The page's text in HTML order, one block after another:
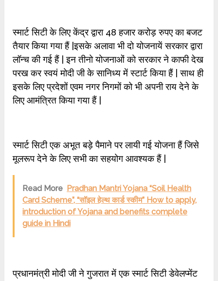
स्मार्ट सिटी के लिए केंद्र द्वारा 48 हजार करोड़ रुपए का बजट
तैयार किया गया हैं |इसके अलावा भी दो योजनायें सरकार द्वारा
लॉन्च की गई हैं | इन तीनो योजनाओं को सरकार ने काफी देख
परख कर स्वयं मोदी जी के सानिध्य में स्टार्ट किया हैं | साथ ही
इसके लिए प्रदेशों एवम नगर निगमों को भी अपनी राय देने के
लिए आमंत्रित किया गया हैं |
स्मार्ट सिटी एक अभूत बड़े पैमाने पर लायी गई योजना हैं जिसे
मूलरूप देने के लिए सभी का सहयोग आवश्यक हैं |
Read More Pradhan Mantri Yojana “Soil Health
Card Scheme”, “सॉइल हेल्थ कार्ड स्कीम” How to apply,
introduction of Yojana and benefits complete
guide in Hindi
प्रधानमंत्री मोदी जी ने गुजरात में एक स्मार्ट सिटी डेवेलप्मेंट